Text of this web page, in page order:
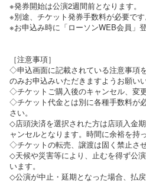
※発券開始は公演2週間前となります。
※別途、チケット発券手数料が必要です
※お申込み時に「ローソンWEB会員」
［注意事項］
◇申込画面に記載されている注意事項
のみお申込みいただきますようお願い
◇チケットご購入後のキャンセル、変更
◇チケット代金とは別に各種手数料が
さい。
◇店頭決済を選択された方は店頭入金
ャンセルとなります。時間に余裕を持
◇チケットの転売、譲渡は固く禁止さ
◇天候や災害等により、止むを得ず公
います。
◇公演が中止・延期となった場合、払